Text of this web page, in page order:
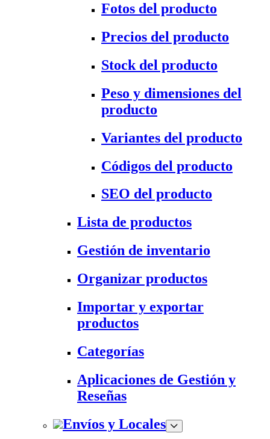
Fotos del producto
Precios del producto
Stock del producto
Peso y dimensiones del
producto
Variantes del producto
Códigos del producto
SEO del producto
Lista de productos
Gestión de inventario
Organizar productos
Importar y exportar
productos
Categorías
Aplicaciones de Gestión y
Reseñas
Envíos y Locales